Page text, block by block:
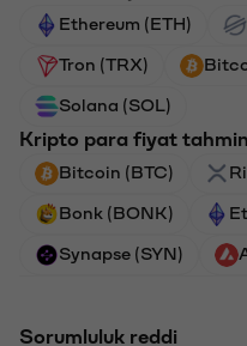
Ethereum (ETH)
Tron (TRX)
Solana (SOL)
Kripto para fiyat
Bitcoin (BTC)
Bonk (BONK)
Synapse (SYN)
Sorumluluk reddi